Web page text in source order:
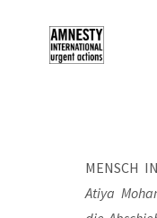
MENSCH
Ati­ya